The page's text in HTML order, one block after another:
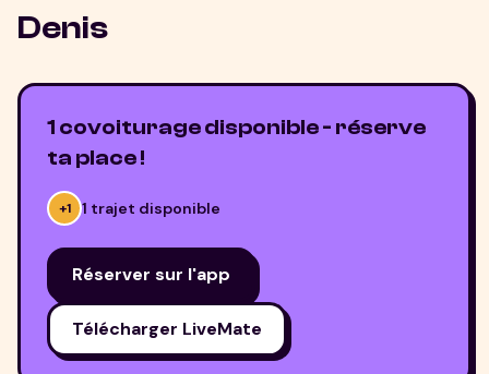
Denis
1 covoiturage disponible - réserve
ta place !
+1 1 trajet disponible
Réserver sur l'app
Télécharger LiveMate